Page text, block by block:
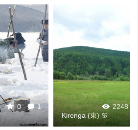
0
1
2248
Kirenga (東) ♋